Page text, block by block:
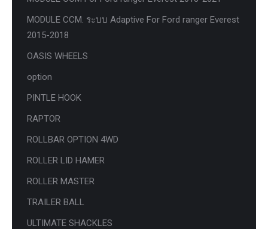
MODULE CCM. ระบบ Adaptive For Ford ranger Everest
2015-2018
OASIS WHEELS
option
PINTLE HOOK
RAPTOR
ROLLBAR OPTION 4WD
ROLLER LID HAMER
ROLLER MASTER
TRAILER BALL
ULTIMATE SHACKLES